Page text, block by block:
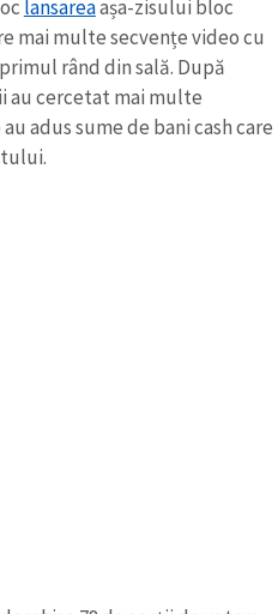
lansareaașa-zisului bloc
mai multe secvențe video cu
rând din sală. După
au cercetat mai multe
au adus sume de bani cash care